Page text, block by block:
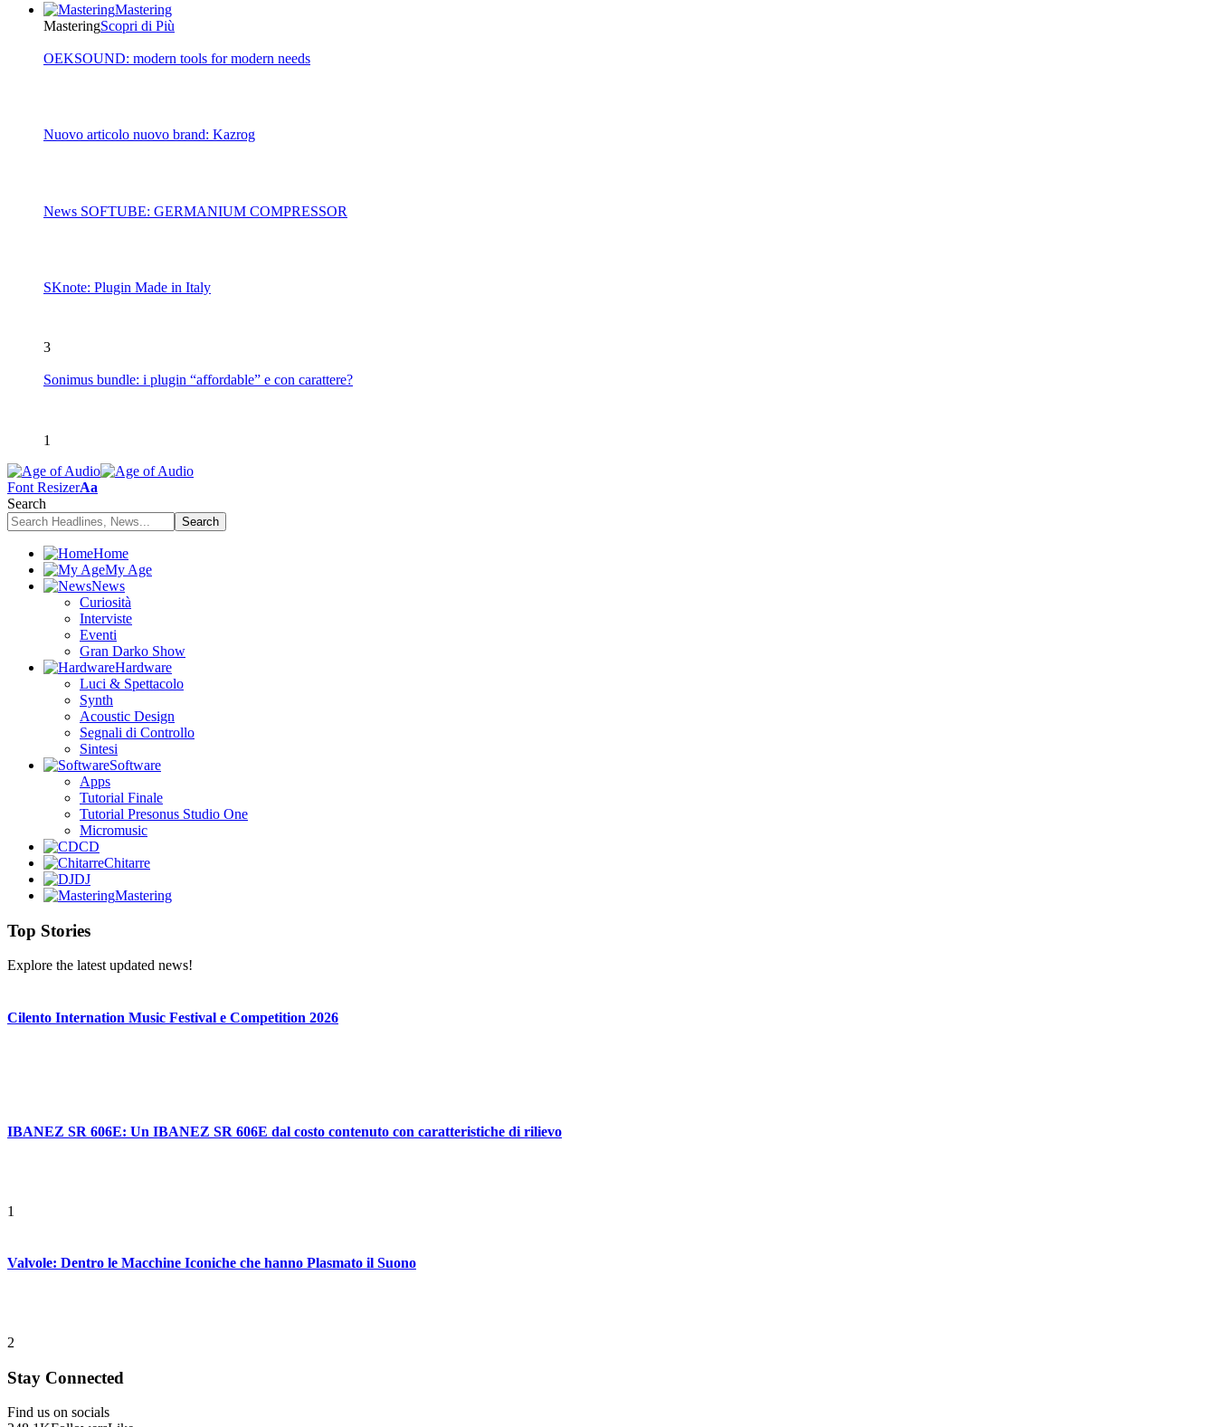
Mastering
MasteringScopri di Più
OEKSOUND: modern tools for modern needs
Nuovo articolo nuovo brand: Kazrog
News SOFTUBE: GERMANIUM COMPRESSOR
SKnote: Plugin Made in Italy
3
Sonimus bundle: i plugin “affordable” e con carattere?
1
Font ResizerAa
Search
Home
My Age
News
Curiosità
Interviste
Eventi
Gran Darko Show
Hardware
Luci & Spettacolo
Synth
Acoustic Design
Segnali di Controllo
Sintesi
Software
Apps
Tutorial Finale
Tutorial Presonus Studio One
Micromusic
CD
Chitarre
DJ
Mastering
Top Stories
Explore the latest updated news!
Cilento Internation Music Festival e Competition 2026
IBANEZ SR 606E: Un IBANEZ SR 606E dal costo contenuto con caratteristiche di rilievo
1
Valvole: Dentro le Macchine Iconiche che hanno Plasmato il Suono
2
Stay Connected
Find us on socials